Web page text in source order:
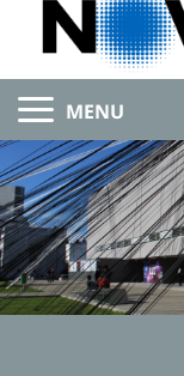
MENU